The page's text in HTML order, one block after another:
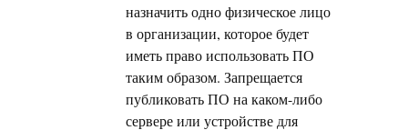
назначить одно физическое лицо
в организации, которое будет
иметь право использовать ПО
таким образом. Запрещается
публиковать ПО на каком-либо
сервере или устройстве для